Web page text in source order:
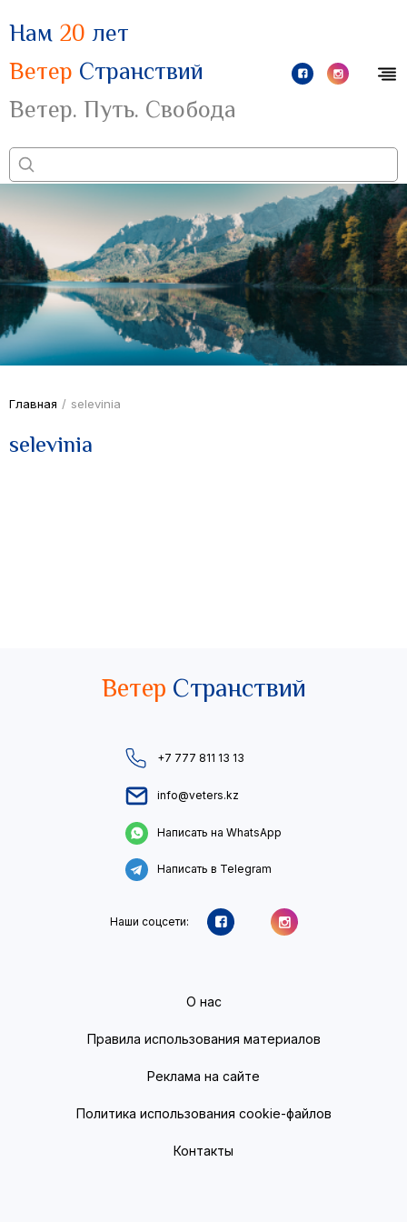
Нам 20 лет
Ветер Странствий
Ветер. Путь. Свобода
Главная / selevinia
selevinia
Ветер Странствий
+7 777 811 13 13
info@veters.kz
Написать на WhatsApp
Написать в Telegram
Наши соцсети:
О нас
Правила использования материалов
Реклама на сайте
Политика использования cookie-файлов
Контакты